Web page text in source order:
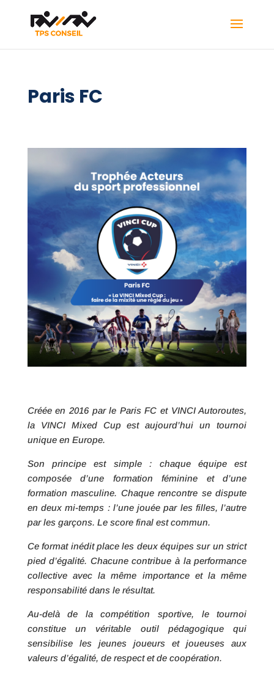
Paris FC
Créée en 2016 par le Paris FC et VINCI Autoroutes,
la VINCI Mixed Cup est aujourd’hui un tournoi
unique en Europe.
Son principe est simple : chaque équipe est
composée d’une formation féminine et d’une
formation masculine. Chaque rencontre se dispute
en deux mi-temps : l’une jouée par les filles, l’autre
par les garçons. Le score final est commun.
Ce format inédit place les deux équipes sur un strict
pied d’égalité. Chacune contribue à la performance
collective avec la même importance et la même
responsabilité dans le résultat.
Au-delà de la compétition sportive, le tournoi
constitue un véritable outil pédagogique qui
sensibilise les jeunes joueurs et joueuses aux
valeurs d’égalité, de respect et de coopération.